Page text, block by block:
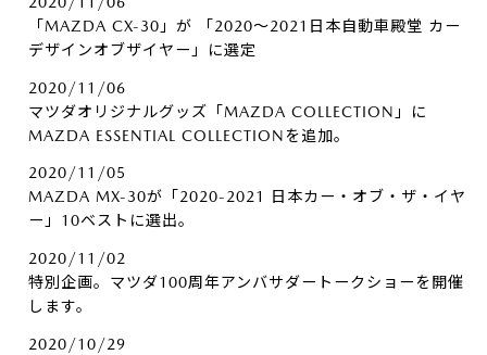
「MAZDA CX-30」が 「2020～2021日本自動車殿堂 カー
デザインオブザイヤー」に選定
2020/11/06
マツダオリジナルグッズ「MAZDA COLLECTION」に
MAZDA ESSENTIAL COLLECTIONを追加。
2020/11/05
MAZDA MX-30が「2020-2021 日本カー・オブ・ザ・イヤ
ー」10ベストに選出。
2020/11/02
特別企画。マツダ100周年アンバサダートークショーを開催
します。
2020/10/29